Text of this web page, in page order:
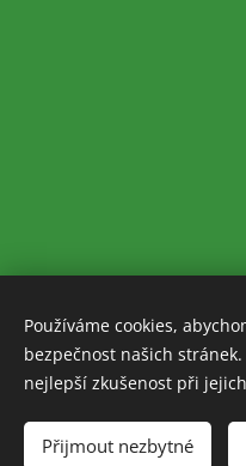
Používáme cookies,
bezpečnost našich
nejlepší zkušenost při
Přijmout nezbytné